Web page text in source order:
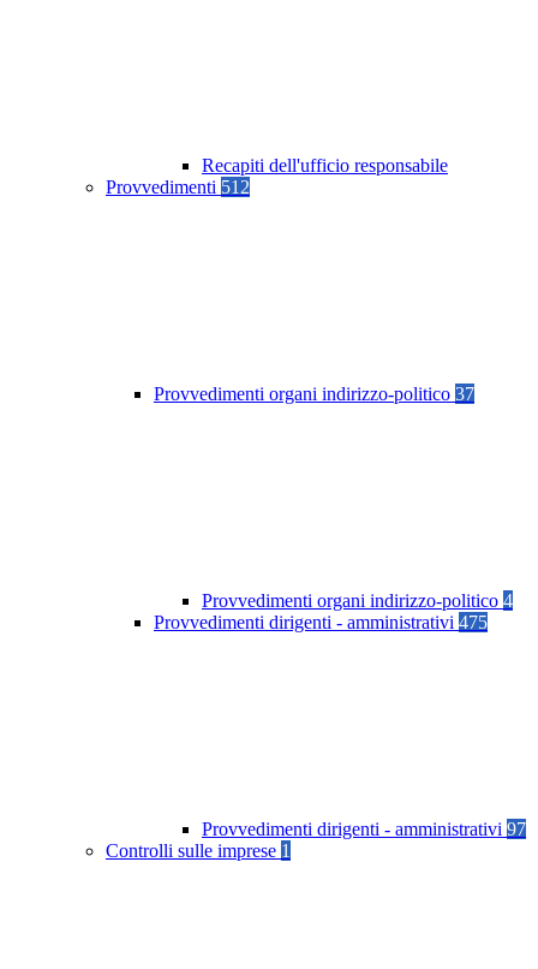
Recapiti dell'ufficio responsabile
Provvedimenti 512
Provvedimenti organi indirizzo-politico 37
Provvedimenti organi indirizzo-politico 4
Provvedimenti dirigenti - amministrativi 475
Provvedimenti dirigenti - amministrativi 97
Controlli sulle imprese 1